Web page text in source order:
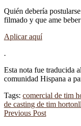
Quién debería
filmado y que ame
Aplicar aquí
.
Esta nota fue traducida
comunidad Hispana a
Tags: comercial de tim
de casting de tim horton
Previous Post